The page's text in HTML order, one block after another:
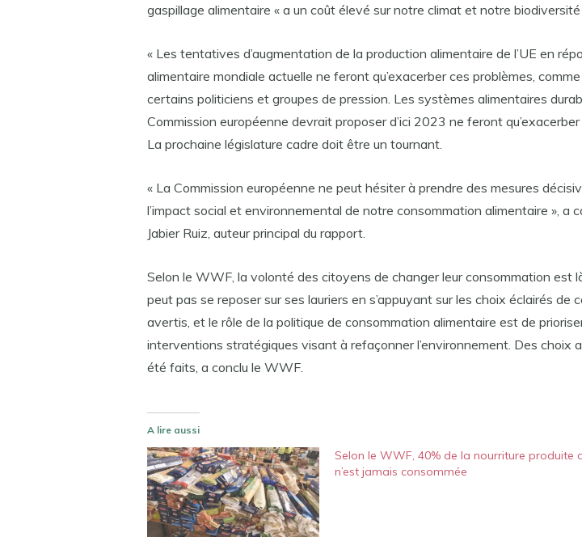
gaspillage alimentaire « a un coût élevé sur notre climat et notre biodiversité
« Les tentatives d’augmentation de la production alimentaire de l’UE en
alimentaire mondiale actuelle ne feront qu’exacerber ces problèmes, comme
certains politiciens et groupes de pression. Les systèmes alimentaires
Commission européenne devrait proposer d’ici 2023 ne feront qu’exacerber
La prochaine législature cadre doit être un tournant.
« La Commission européenne ne peut hésiter à prendre des mesures
l’impact social et environnemental de notre consommation alimentaire », a
Jabier Ruiz, auteur principal du rapport.
Selon le WWF, la volonté des citoyens de changer leur consommation est
peut pas se reposer sur ses lauriers en s’appuyant sur les choix éclairés de
avertis, et le rôle de la politique de consommation alimentaire est de
interventions stratégiques visant à refaçonner l’environnement. Des choix
été faits, a conclu le WWF.
A lire aussi
Selon le WWF, 40% de la nourriture produite
n’est jamais consommée